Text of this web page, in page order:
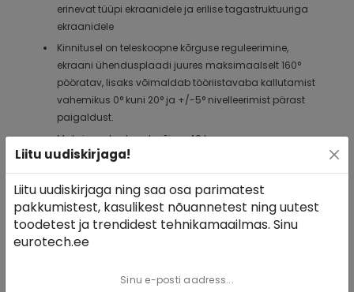
erinevat tüüpi ekraanidele ja erilise tagastruktuuriga
ekraanidele
Kinnitusel on teleskoopne kõrguse reguleerimine,
ekraani ühendusplaadi juures maksimaalselt 160°
pööratav, lisaks võimaldab tööriistavaba kallutamist
vahemikus 0° kuni 20° ja +/-5° nivelleerimist pärast
paigaldust.
Maksimaalne kandevõime 40 kg
Minimaalne ekraani kaugus laest 41 cm,
maksimaalne 97 cm
VESA 100x100, 100x200, 200x100, 200x200, 200x300,
300x200, 300x300, 300x400, 400x200, 400x300,
400x400 mm ja mitte-VESA kuni 400x400mm
Värv: valge teleskooptoru ja must ekraanitagune
Liitu uudiskirjaga!
Liitu uudiskirjaga ning saa osa parimatest
pakkumistest, kasulikest nõuannetest ning uutest
toodetest ja trendidest tehnikamaailmas. Sinu
eurotech.ee